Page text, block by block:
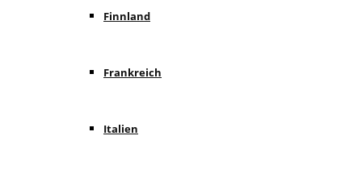
Finnland
Frankreich
Italien